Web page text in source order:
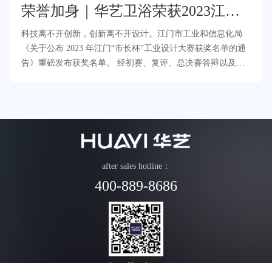
荣誉加身｜华艺卫浴荣获2023江
门“市长杯”金奖！
科技离不开创新，创新离不开设计。江门市工业和信息化局
《关于公布 2023 年江门“市长杯”工业设计大赛获奖名单的通
告》重磅发布获奖名单。 经初赛、复评、总决赛答辩以及公
after sales hotline：
400-889-8686